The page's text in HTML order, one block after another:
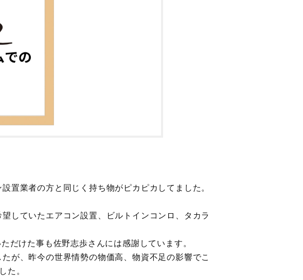
置業者の方と同じく持ち物がピカピカしてました。
していたエアコン設置、ビルトインコンロ、タカラ
だけた事も佐野志歩さんには感謝しています。
が、昨今の世界情勢の物価高、物資不足の影響でこ
た。